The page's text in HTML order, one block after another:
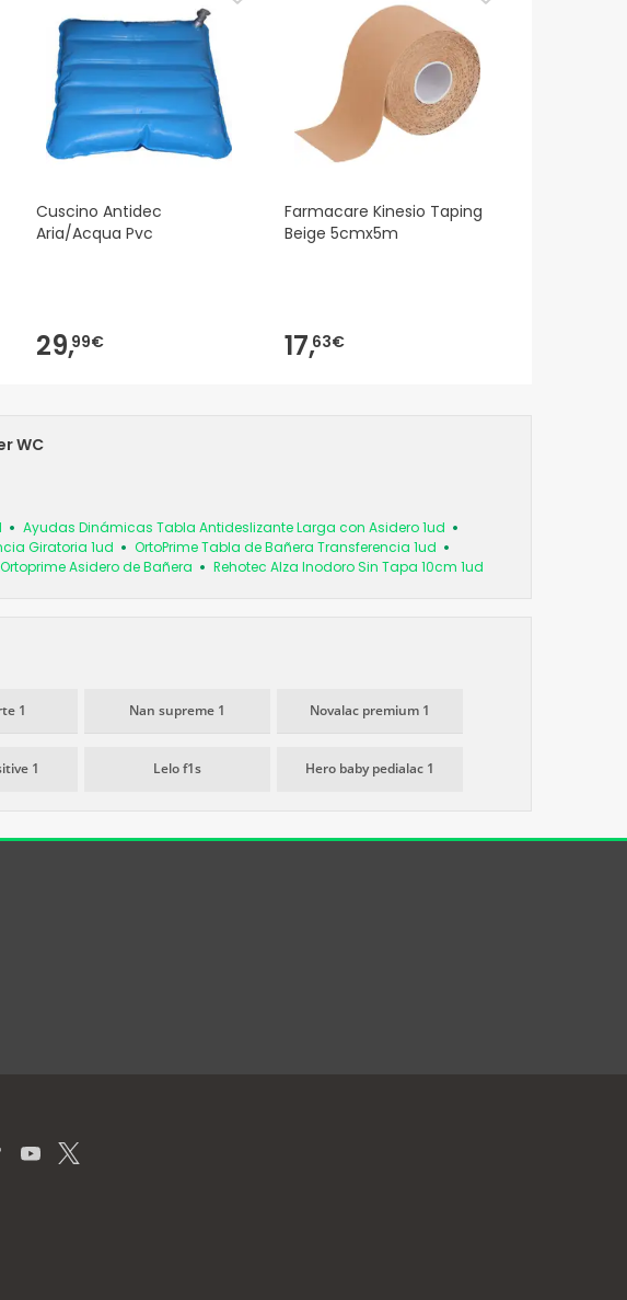
Cuscino Antidec
Aria/Acqua Pvc
29,99€
Farmacare Kinesio Taping
Beige 5cmx5m
17,63€
WC
Ayudas Dinámicas Tabla Antideslizante Larga con Asidero 1ud
Giratoria 1ud
OrtoPrime Tabla de Bañera Transferencia 1ud
Ortoprime Asidero de Bañera Rehotec Alza Inodoro Sin Tapa 10cm 1ud
1 Nan supreme 1 Novalac premium 1
1 Lelo f1s Hero baby pedialac 1